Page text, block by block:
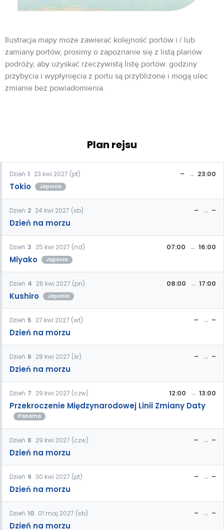
Ilustracja mapy może zawierać kolejność portów i / lub
zamiany portów, prosimy o zapoznanie się z listą planów
podróży, aby uzyskać rzeczywistą listę portów. godziny
przybycia i wypłynięcia z portu są przybliżone i mogą ulec
zmianie bez powiadomienia.
Plan rejsu
Dzień 1 23 kwi 2027 (pt)
Tokio Japonia
– 23:00
Dzień 2 24 kwi 2027 (sb)
Dzień na morzu
– –
Dzień 3 25 kwi 2027 (nd)
Miyako Japonia
07:00 16:00
Dzień 4 26 kwi 2027 (pn)
Kushiro Japonia
08:00 17:00
Dzień 5 27 kwi 2027 (wt)
Dzień na morzu
– –
Dzień 6 28 kwi 2027 (śr)
Dzień na morzu
– –
Dzień 7 29 kwi 2027 (czw)
Przekroczenie Międzynarodowej Linii Zmiany Daty
Panama
12:00 13:00
Dzień 8 29 kwi 2027 (czw)
Dzień na morzu
– –
Dzień 9 30 kwi 2027 (pt)
Dzień na morzu
– –
Dzień 10 01 maj 2027 (sb)
Dzień na morzu
– –